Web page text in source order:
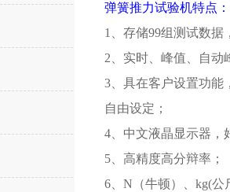
弹簧推力试验机特点：
1、存储99组测试数
2、实时、峰值、自动
3、具在客户设置功能
自由设定；
4、中文液晶显示器，
5、高精度高分辩率；
6、N（牛顿）、kg(